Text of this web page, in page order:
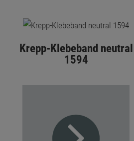
Krepp-Klebeband neutral
1594